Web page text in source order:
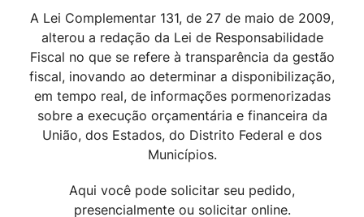
A Lei Complementar 131, de 27 de maio de 2009,
alterou a redação da Lei de Responsabilidade
Fiscal no que se refere à transparência da gestão
fiscal, inovando ao determinar a disponibilização,
em tempo real, de informações pormenorizadas
sobre a execução orçamentária e financeira da
União, dos Estados, do Distrito Federal e dos
Municípios.
Aqui você pode solicitar seu pedido,
presencialmente ou solicitar online.